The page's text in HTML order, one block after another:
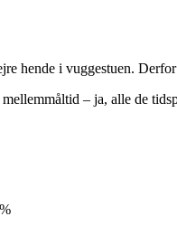
hende i vuggestuen.
– ja, alle de